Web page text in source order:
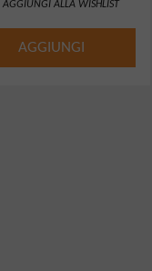
AGGIUNGI ALLA WISHLIST
AGGIUNGI